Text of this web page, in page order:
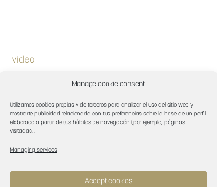
Manage cookie consent
Utilizamos cookies propias y de terceros para analizar el uso del sitio web y
mostrarte publicidad relacionada con tus preferencias sobre la base de un perfil
elaborado a partir de tus hábitos de navegación (por ejemplo, páginas
visitadas).
Managing services
Accept cookies
video